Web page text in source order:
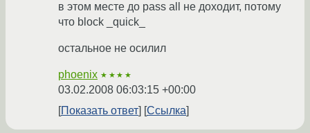
в этом месте до pass all не доходит, потому
что block _quick_
остальное не осилил
phoenix ★★★★
03.02.2008 06:03:15 +00:00
Показать ответ
Ссылка